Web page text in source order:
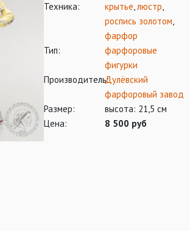
Техника:
крытье,люстр,
роспись золотом,
фарфор
Тип:
фарфоровые
фигурки
Производитель:Дулёвский
фарфоровый завод
Размер:
высота: 21,5 см
Цена:
8 500 руб